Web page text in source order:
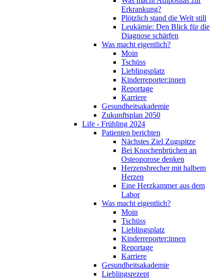
Erkrankung?
Plötzlich stand die Welt still
Leukämie: Den Blick für die
Diagnose schärfen
Was macht eigentlich?
Moin
Tschüss
Lieblingsplatz
Kinderreporter:innen
Reportage
Karriere
Gesundheitsakademie
Zukunftsplan 2050
Life - Frühling 2024
Patienten berichten
Nächstes Ziel Zugspitze
Bei Knochenbrüchen an
Osteoporose denken
Herzensbrecher mit halbem
Herzen
Eine Herzkammer aus dem
Labor
Was macht eigentlich?
Moin
Tschüss
Lieblingsplatz
Kinderreporter:innen
Reportage
Karriere
Gesundheitsakademie
Lieblingsrezept